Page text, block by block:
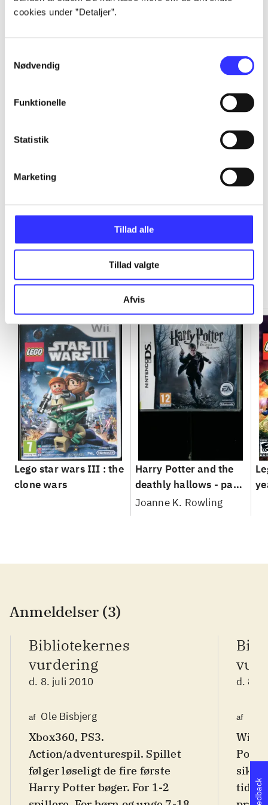
cookies under ”Detaljer”.
Nødvendig
Funktionelle
Statistik
Marketing
Tillad alle
Tillad valgte
Afvis
...
Minder om
Lego star wars III : the
clone wars
Harry Potter and the
deathly hallows - part
1
Joanne K. Rowling
Anmeldelser (3)
Bibliotekernes
vurdering
d. 8. juli 2010
af Ole Bisbjerg
Xbox360, PS3.
Action/adventurespil. Spillet
følger løseligt de fire første
Harry Potter bøger. For 1-2
d. 8.
af
Wii,
Feedback